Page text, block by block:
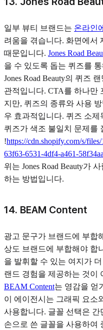
일부 뷰티 브랜드는 온라인
려움을 겪습니다. 화면에서
때문입니다. Jones Road
을 수 있도록 돕는 퀴즈를
Jones Road Beauty의 퀴즈
관적입니다. CTA를 하나만
지만, 퀴즈의 종류와 사용
우 효과적입니다. 퀴즈 소
퀴즈가 색조 불일치 문제를
!https://cdn.shopify.com/s/
63f63-6531-4df4-a461-
위는 Jones Road Beauty가
하는 방법입니다.
14. BEAM Content
광고 문구가 브랜드에 부합
상도 브랜드에 부합해야 합
을 발휘할 수 있는 여지가
랜드 경험을 제공하는 것이
BEAM Content는 영감을 얻
이 에이전시는 그래픽 요소
사용합니다. 글꼴 선택은 간
손으로 쓴 글꼴을 사용하여